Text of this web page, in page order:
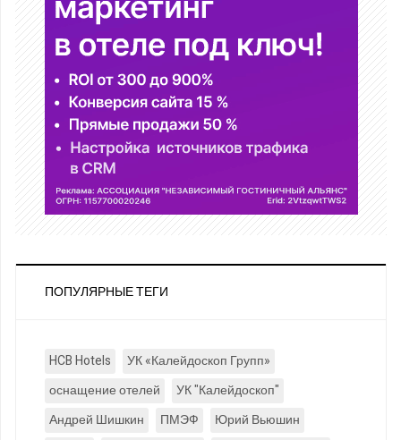
ПОПУЛЯРНЫЕ ТЕГИ
HCB Hotels
УК «Калейдоскоп Групп»
оснащение отелей
УК "Калейдоскоп"
Андрей Шишкин
ПМЭФ
Юрий Вьюшин